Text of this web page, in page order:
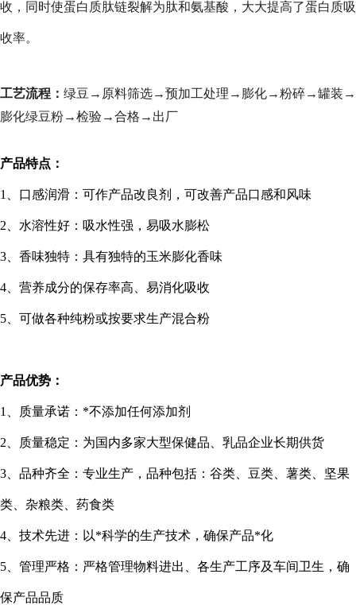
收，同时使蛋白质肽链裂解为肽和氨基酸，大大提高了蛋白质吸
收率。
工艺流程： 绿豆→原料筛选→预加工处理→膨化→粉碎→罐装→
膨化绿豆粉→检验→合格→出厂
产品特点：
1 、口感润滑：可作产品改良剂，可改善产品口感和风味
2 、水溶性好：吸水性强，易吸水膨松
3 、香味独特：具有独特的玉米膨化香味
4 、营养成分的保存率高、易消化吸收
5 、可做各种纯粉或按要求生产混合粉
产品优势：
1 、质量承诺：*不添加任何添加剂
2 、质量稳定：为国内多家大型保健品、乳品企业长期供货
3 、品种齐全：专业生产，品种包括：谷类、豆类、薯类、坚果
类、杂粮类、药食类
4 、技术先进：以*科学的生产技术，确保产品*化
5 、管理严格：严格管理物料进出、各生产工序及车间卫生，确
保产品品质